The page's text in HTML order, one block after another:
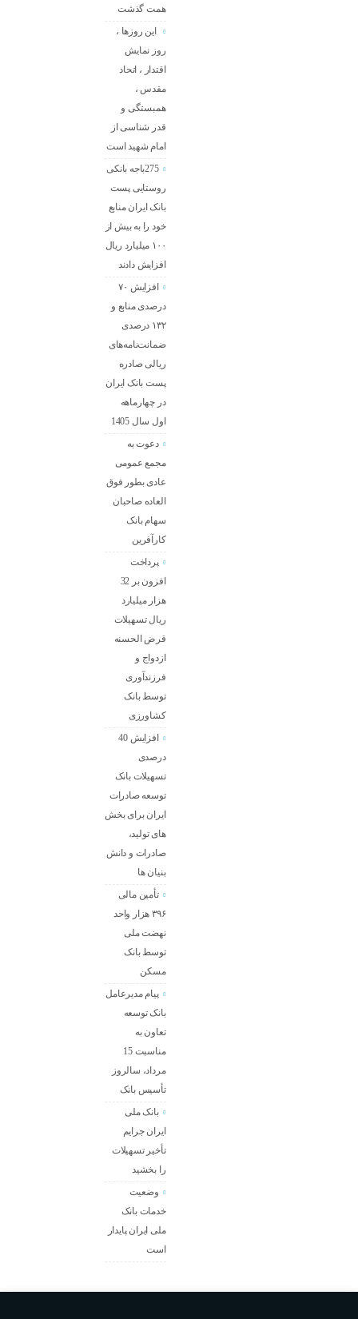
همت گذشت
این روزها ،
روز نمایش
اقتدار ، اتحاد
مقدس ،
همبستگی و
قدر شناسی از
امام شهید است
275باجه بانکی
روستایی پست
بانک ایران منابع
خود را به بیش از
۱۰۰ میلیارد ریال
افزایش دادند
افزایش ۷۰
درصدی منابع و
۱۳۲ درصدی
ضمانت‌نامه‌های
ریالی صادره
پست بانک ایران
در چهارماهه
اول سال 1405
دعوت به
مجمع عمومی
عادی بطور فوق
العاده صاحبان
سهام بانک
کارآفرین
پرداخت
افزون بر 32
هزار میلیارد
ریال تسهیلات
قرض الحسنه
ازدواج و
فرزندآوری
توسط بانک
کشاورزی
افزایش 40
درصدی
تسهیلات بانک
توسعه صادرات
ایران برای بخش
های تولید،
صادرات و دانش
بنیان ها
تأمین مالی
۳۹۶ هزار واحد
نهضت ملی
توسط بانک
مسکن
پیام مدیرعامل
بانک توسعه
تعاون به
مناسبت 15
مرداد، سالروز
تأسیس بانک
بانک ملی
ایران جرایم
تأخیر تسهیلات
را بخشید
وضعیت
خدمات بانک
ملی ایران پایدار
است